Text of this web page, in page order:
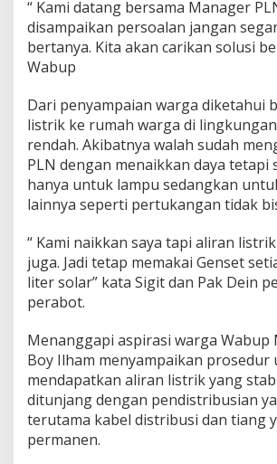
D
a
t
g
i
W
a
r
g
D
s
a
P
r
a
n
T
e
g
“ Kami datang bersama Manager
disampaikan persoalan jangan
bertanya. Kita akan carikan solusi
Wabup
Dari penyampaian warga diketahui
listrik ke rumah warga di
rendah. Akibatnya walah sudah
PLN dengan menaikkan daya tetapi
hanya untuk lampu sedangkan
lainnya seperti pertukangan tidak
“ Kami naikkan saya tapi aliran
juga. Jadi tetap memakai Genset
liter solar” kata Sigit dan Pak Dein
perabot.
Menanggapi aspirasi warga Wabup
Boy Ilham menyampaikan prosedur
mendapatkan aliran listrik yang
ditunjang dengan pendistribusian
terutama kabel distribusi dan tiang
permanen.